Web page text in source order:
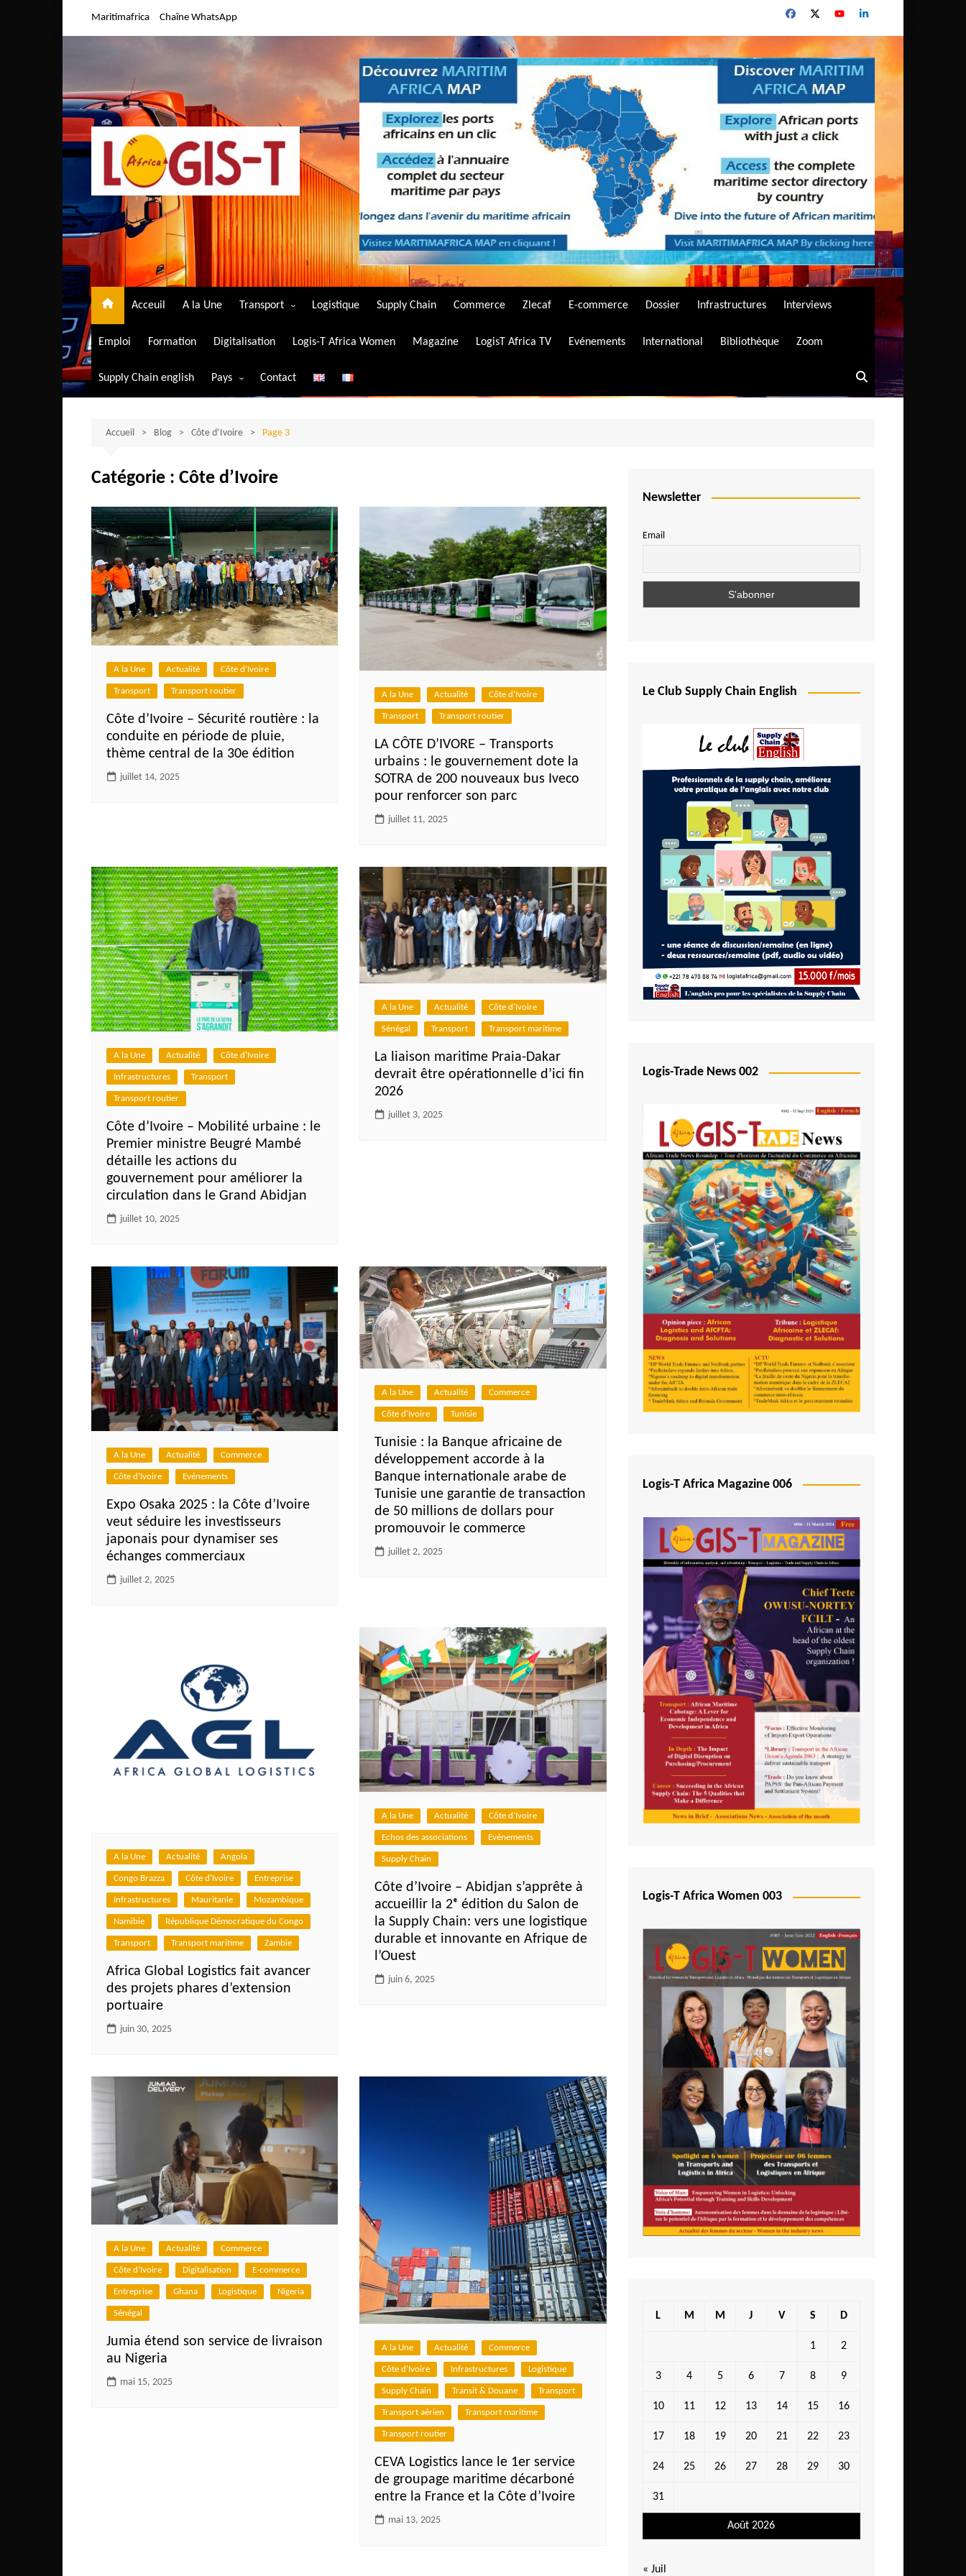
Maritimafrica Chaîne WhatsApp
Acceuil A la Une Transport
Transport aérien
Transport ferroviaire
Transport routier
Logistique Supply Chain Commerce Zlecaf E-commerce Dossier Infrastructures Interviews
Emploi Formation Digitalisation Logis-T Africa Women Magazine LogisT Africa TV Evénements International Bibliothèque Zoom
Supply Chain english Pays
Algérie
Bénin
Burkina-Faso
Burundi
Bostwana
Cameroun
Centrafrique
Comores
Djibouti
Egypte
Ethiopie
Gabon
Ile Maurice
Kenya
Lesotho Fr
Liberia
Mali
Malawi Fr
Maroc
Mozambique
Niger
Ouganda
Rwanda
République Démocratique du
Congo
São Tomé et Príncipe
Seychelles
Sierra Leone
Soudan
Zimbabwe
Contact
Accueil Blog Côte d’Ivoire Page 3
Catégorie : Côte d’Ivoire
A la Une Actualité Côte d'Ivoire
Transport Transport routier
Côte d’Ivoire – Sécurité routière : la
conduite en période de pluie,
thème central de la 30e édition
juillet 14, 2025
A la Une Actualité Côte d'Ivoire
Transport Transport routier
LA CÔTE D’IVORE – Transports
urbains : le gouvernement dote la
SOTRA de 200 nouveaux bus Iveco
pour renforcer son parc
juillet 11, 2025
A la Une Actualité Côte d'Ivoire
Infrastructures Transport
Transport routier
Côte d’Ivoire – Mobilité urbaine : le
Premier ministre Beugré Mambé
détaille les actions du
gouvernement pour améliorer la
circulation dans le Grand Abidjan
juillet 10, 2025
A la Une Actualité Côte d'Ivoire
Sénégal Transport Transport maritime
La liaison maritime Praia-Dakar
devrait être opérationnelle d’ici fin
2026
juillet 3, 2025
A la Une Actualité Commerce
Côte d'Ivoire Evénements
Expo Osaka 2025 : la Côte d’Ivoire
veut séduire les investisseurs
japonais pour dynamiser ses
échanges commerciaux
juillet 2, 2025
A la Une Actualité Commerce
Côte d'Ivoire Tunisie
Tunisie : la Banque africaine de
développement accorde à la
Banque internationale arabe de
Tunisie une garantie de transaction
de 50 millions de dollars pour
promouvoir le commerce
juillet 2, 2025
A la Une Actualité Angola
Congo Brazza Côte d'Ivoire Entreprise
Infrastructures Mauritanie Mozambique
Namibie République Démocratique du Congo
Transport Transport maritime Zambie
Africa Global Logistics fait avancer
des projets phares d’extension
portuaire
juin 30, 2025
A la Une Actualité Côte d'Ivoire
Echos des associations Evénements
Supply Chain
Côte d’Ivoire – Abidjan s’apprête à
accueillir la 2ᵉ édition du Salon de
la Supply Chain: vers une logistique
durable et innovante en Afrique de
l’Ouest
juin 6, 2025
A la Une Actualité Commerce
Côte d'Ivoire Digitalisation E-commerce
Entreprise Ghana Logistique Nigeria
Sénégal
Jumia étend son service de livraison
au Nigeria
mai 15, 2025
A la Une Actualité Commerce
Côte d'Ivoire Infrastructures Logistique
Supply Chain Transit & Douane Transport
Transport aérien Transport maritime
Transport routier
CEVA Logistics lance le 1er service
de groupage maritime décarboné
entre la France et la Côte d’Ivoire
mai 13, 2025
Newsletter
Email
Le Club Supply Chain English
Logis-Trade News 002
Logis-T Africa Magazine 006
Logis-T Africa Women 003
Août 2026
L M M J V S D
1 2
3 4 5 6 7 8 9
10 11 12 13 14 15 16
17 18 19 20 21 22 23
24 25 26 27 28 29 30
31
« Juil